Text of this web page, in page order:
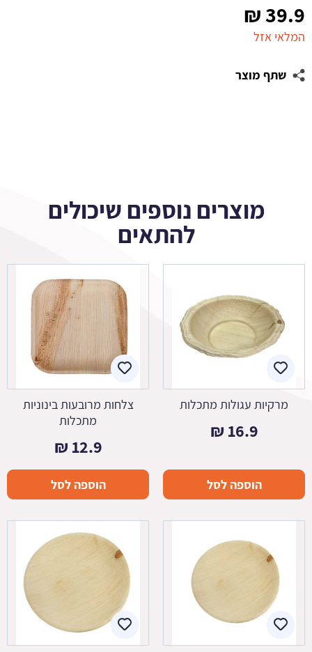
39.9
₪
המלאי אזל
שתף מוצר
מוצרים נוספים שיכולים
להתאים
מרקיות עגולות מתכלות
16.9
₪
הוספה לסל
צלחות מרובעות בינוניות
מתכלות
12.9
₪
הוספה לסל